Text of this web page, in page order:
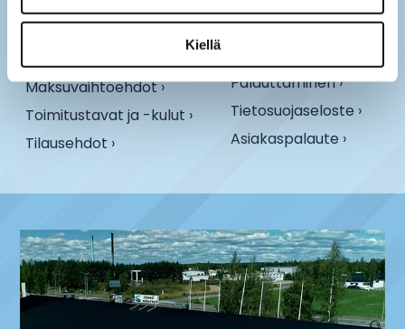
Kiellä
Maksuvaihtoehdot ›
Toimitustavat ja -kulut ›
Tilausehdot ›
Palauttaminen ›
Tietosuojaseloste ›
Asiakaspalaute ›